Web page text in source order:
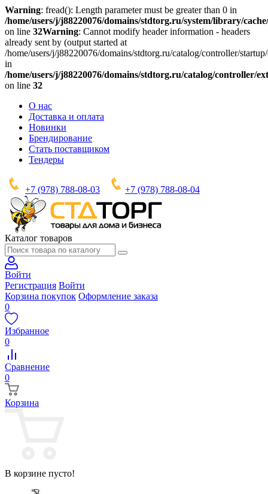
Warning: fread(): Length parameter must be greater than 0 in
/home/users/j/j88220076/domains/stdtorg.ru/system/library/
on line 32Warning: Cannot modify header information - headers
already sent by (output started at
/home/users/j/j88220076/domains/stdtorg.ru/catalog/controller/
in
/home/users/j/j88220076/domains/stdtorg.ru/catalog/controller/
on line 32
О нас
Доставка и оплата
Новинки
Брендирование
Стать поставщиком
Тендеры
+7 (978) 788-08-03 +7 (978) 788-08-04
Каталог товаров
Войти
Регистрация Войти
Корзина покупок Оформление заказа
0
Избранное
0
Сравнение
0
Корзина
В корзине пусто!